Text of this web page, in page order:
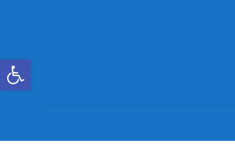
Ανοίξτε τη γραμμή εργαλείων